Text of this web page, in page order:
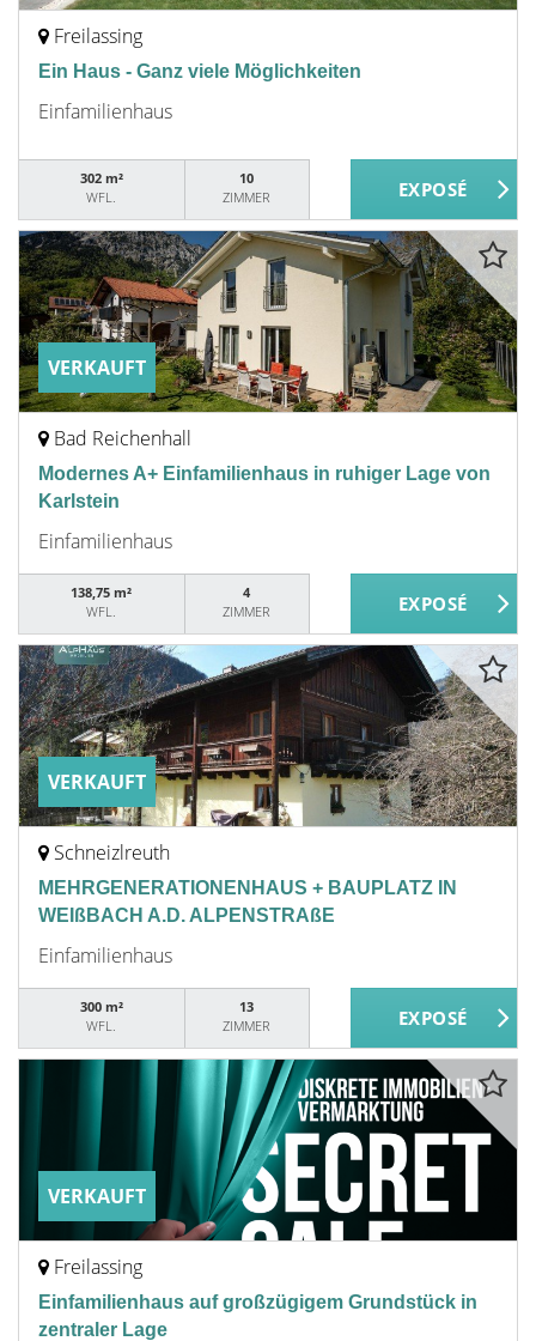
Freilassing
Ein Haus - Ganz viele Möglichkeiten
Einfamilienhaus
302 m²
WFL.
10
ZIMMER
VERKAUFT
Bad Reichenhall
Modernes A+ Einfamilienhaus in ruhiger Lage von
Karlstein
Einfamilienhaus
138,75 m²
WFL.
4
ZIMMER
VERKAUFT
Schneizlreuth
MEHRGENERATIONENHAUS + BAUPLATZ IN
WEIßBACH A.D. ALPENSTRAßE
Einfamilienhaus
300 m²
WFL.
13
ZIMMER
VERKAUFT
Freilassing
Einfamilienhaus auf großzügigem Grundstück in
zentraler Lage